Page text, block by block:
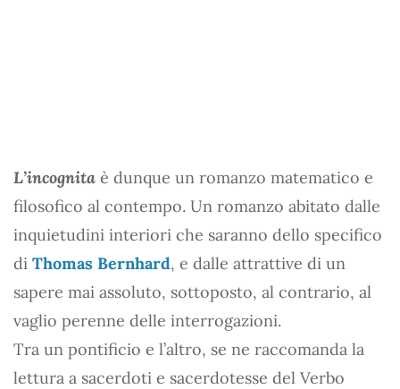
L’incognita è dunque un romanzo matematico e
filosofico al contempo. Un romanzo abitato dalle
inquietudini interiori che saranno dello specifico
di Thomas Bernhard, e dalle attrattive di un
sapere mai assoluto, sottoposto, al contrario, al
vaglio perenne delle interrogazioni.
Tra un pontificio e l’altro, se ne raccomanda la
lettura a sacerdoti e sacerdotesse del Verbo